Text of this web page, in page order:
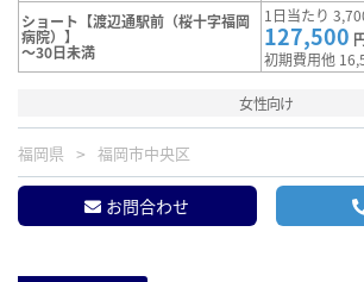
ショート【渡辺通駅前（桜十字福岡
病院）】
～30日未満
1日当たり
127,500
初期費用他
女性向け
福岡県 福岡市中央区
お問合わせ